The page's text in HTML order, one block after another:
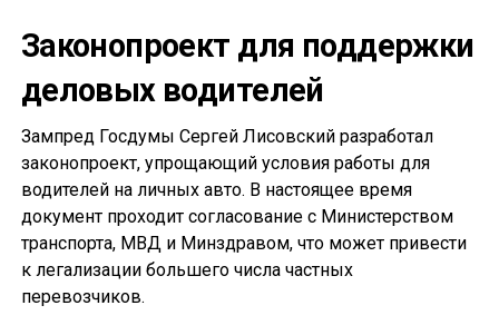
Законопроект для поддержки
деловых водителей
Зампред Госдумы Сергей Лисовский разработал
законопроект, упрощающий условия работы для
водителей на личных авто. В настоящее время
документ проходит согласование с Министерством
транспорта, МВД и Минздравом, что может привести
к легализации большего числа частных
перевозчиков.